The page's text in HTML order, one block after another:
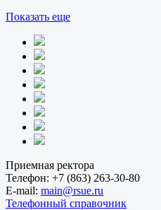
Показать еще
Приемная ректора
Телефон: +7 (863) 263-30-80
E-mail: main@rsue.ru
Телефонный справочник